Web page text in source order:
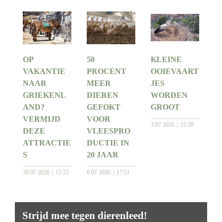
OP
VAKANTIE
NAAR
GRIEKENL
AND?
VERMIJD
DEZE
ATTRACTIE
S
30 07 2026 15:25
50
PROCENT
MEER
DIEREN
GEFOKT
VOOR
VLEESPRO
DUCTIE IN
20 JAAR
6 07 2026 17:51
KLEINE
OOIEVAART
JES
WORDEN
GROOT
3 07 2026 15:29
Strijd mee tegen dierenleed!